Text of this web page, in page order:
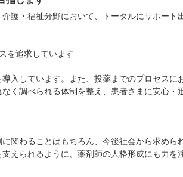
護・福祉分野において、トータルにサポート
を追求しています
入しています。また、投薬までのプロセスに
く調べられる体制を整え、患者さまに安心・
関わることはもちろん、今後社会から求めら
えられるように、薬剤師の人格形成にも力を